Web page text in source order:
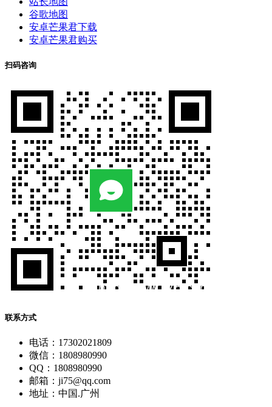
谷歌地图
安卓芒果君下载
安卓芒果君购买
扫码咨询
联系方式
电话：17302021809
微信：1808980990
QQ：1808980990
邮箱：ji75@qq.com
地址：中国.广州